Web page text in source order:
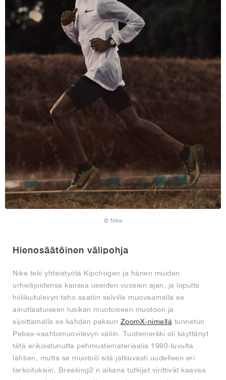
© Nike
Hienosäätöinen välipohja
Nike teki yhteistyötä Kipchogen ja hänen muiden
urheilijoidensa kanssa useiden vuosien ajan, ja lopulta
hiilikuitulevyn teho saatiin selville muovaamalla se
ainutlaatuiseen lusikan muotoiseen muotoon ja
sijoittamalla se kahden paksun ZoomX-nimellä tunnetun
Pebax-vaahtomuovilevyn väliin. Tuotemerkki oli käyttänyt
tätä erikoistunutta pehmustemateriaalia 1990-luvulta
lähtien, mutta se muotoili sitä jatkuvasti uudelleen eri
tarkoituksiin. Breaking2:n aikana tutkijat virittivät kaavaa